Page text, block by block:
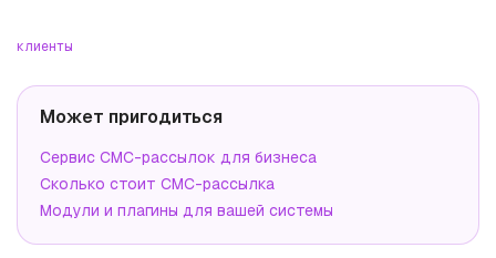
клиенты
Может пригодиться
Сервис СМС-рассылок для бизнеса
Сколько стоит СМС-рассылка
Модули и плагины для вашей системы